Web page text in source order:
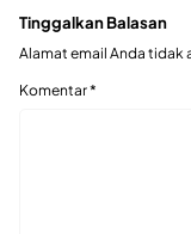
Tinggalkan Balasan
Alamat email Anda tidak
Komentar*